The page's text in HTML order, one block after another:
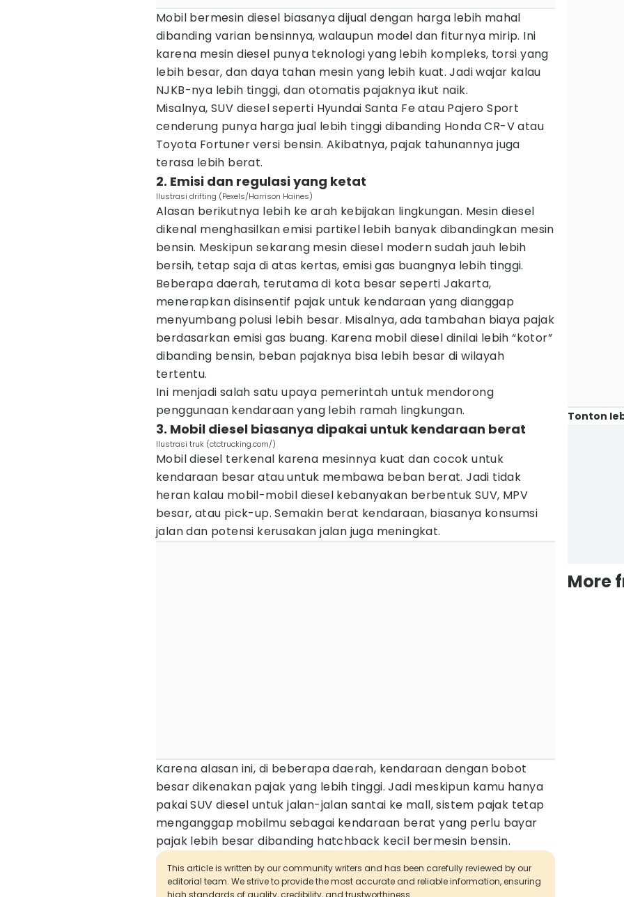
Mobil bermesin diesel biasanya dijual dengan harga lebih mahal
dibanding varian bensinnya, walaupun model dan fiturnya mirip. Ini
karena mesin diesel punya teknologi yang lebih kompleks, torsi yang
lebih besar, dan daya tahan mesin yang lebih kuat. Jadi wajar kalau
NJKB-nya lebih tinggi, dan otomatis pajaknya ikut naik.
Misalnya, SUV diesel seperti Hyundai Santa Fe atau Pajero Sport
cenderung punya harga jual lebih tinggi dibanding Honda CR-V atau
Toyota Fortuner versi bensin. Akibatnya, pajak tahunannya juga
terasa lebih berat.
2. Emisi dan regulasi yang ketat
Ilustrasi drifting (Pexels/Harrison Haines)
Alasan berikutnya lebih ke arah kebijakan lingkungan. Mesin diesel
dikenal menghasilkan emisi partikel lebih banyak dibandingkan mesin
bensin. Meskipun sekarang mesin diesel modern sudah jauh lebih
bersih, tetap saja di atas kertas, emisi gas buangnya lebih tinggi.
Beberapa daerah, terutama di kota besar seperti Jakarta,
menerapkan disinsentif pajak untuk kendaraan yang dianggap
menyumbang polusi lebih besar. Misalnya, ada tambahan biaya pajak
berdasarkan emisi gas buang. Karena mobil diesel dinilai lebih “kotor”
dibanding bensin, beban pajaknya bisa lebih besar di wilayah
tertentu.
Ini menjadi salah satu upaya pemerintah untuk mendorong
penggunaan kendaraan yang lebih ramah lingkungan.
3. Mobil diesel biasanya dipakai untuk kendaraan berat
Ilustrasi truk (ctctrucking.com/)
Mobil diesel terkenal karena mesinnya kuat dan cocok untuk
kendaraan besar atau untuk membawa beban berat. Jadi tidak
heran kalau mobil-mobil diesel kebanyakan berbentuk SUV, MPV
besar, atau pick-up. Semakin berat kendaraan, biasanya konsumsi
jalan dan potensi kerusakan jalan juga meningkat.
Karena alasan ini, di beberapa daerah, kendaraan dengan bobot
besar dikenakan pajak yang lebih tinggi. Jadi meskipun kamu hanya
pakai SUV diesel untuk jalan-jalan santai ke mall, sistem pajak tetap
menganggap mobilmu sebagai kendaraan berat yang perlu bayar
pajak lebih besar dibanding hatchback kecil bermesin bensin.
This article is written by our community writers and has been carefully reviewed by our
editorial team. We strive to provide the most accurate and reliable information, ensuring
high standards of quality, credibility, and trustworthiness.
Tonton
More